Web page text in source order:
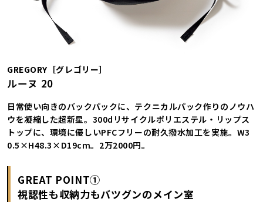
GREGORY［グレゴリー］
ルーヌ 20
日常使い向きのバックパックに、テクニカルパック作りのノウハ
ウを凝縮した超新星。300dリサイクルポリエステル・リップス
トップに、環境に優しいPFCフリーの耐久撥水加工を実施。W3
0.5×H48.3×D19cm。2万2000円。
GREAT POINT①
視認性も収納力もバツグンのメイン室